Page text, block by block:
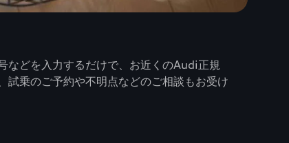
などを入力するだけで、お近くのAudi正規
試乗のご予約や不明点などのご相談もお受け